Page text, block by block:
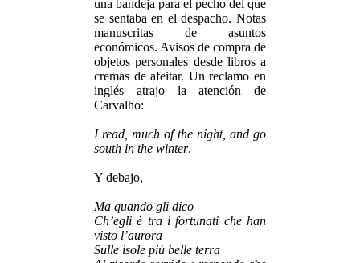
una bandeja para el pecho del que
se sentaba en el despacho. Notas
manuscritas de asuntos
económicos. Avisos de compra de
objetos personales desde libros a
cremas de afeitar. Un reclamo en
inglés atrajo la atención de
Carvalho:
I read, much of the night, and go
south in the winter.
Y debajo,
Ma quando gli dico
Ch’egli è tra i fortunati che han
visto l’aurora
Sulle isole più belle terra